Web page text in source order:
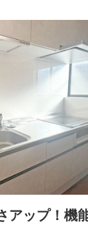
アップ！機